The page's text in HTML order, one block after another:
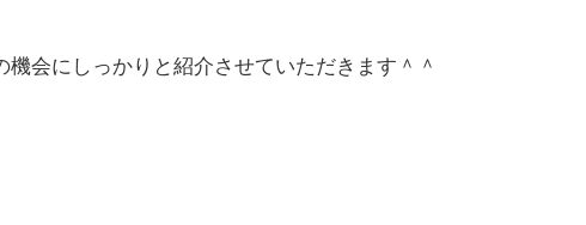
会にしっかりと紹介させていただきます＾＾